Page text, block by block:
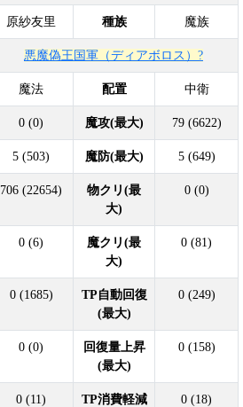
原紗友里 種族 魔族
悪魔偽王国軍（ディアボロス）?
魔法 配置 中衛
0 (0) 魔攻(最大) 79 (6622)
5 (503) 魔防(最大) 5 (649)
706 (22654)
物クリ(最
大)
0 (0)
0 (6)
魔クリ(最
大)
0 (81)
0 (1685)
TP自動回復
(最大)
0 (249)
0 (0)
回復量上昇
(最大)
0 (158)
0 (11)
TP消費軽減
0 (18)